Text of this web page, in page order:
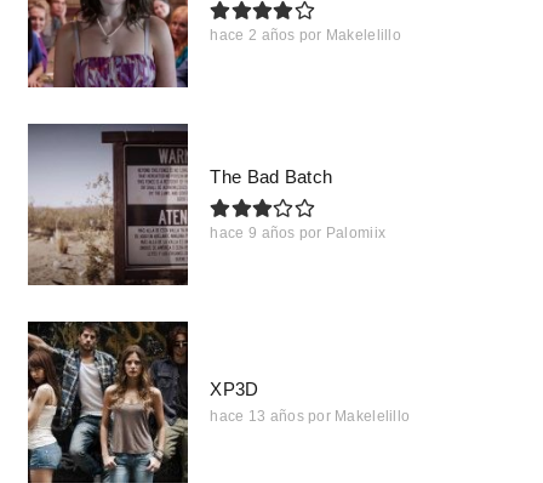
hace 2 años por Makelelillo
The Bad Batch
hace 9 años por Palomiix
XP3D
hace 13 años por Makelelillo